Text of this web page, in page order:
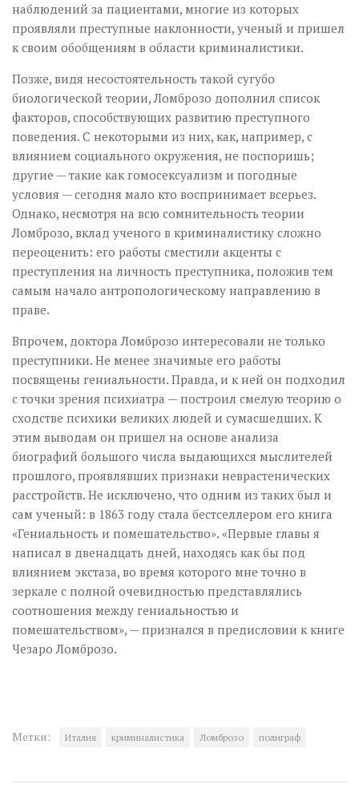
наблюдений за пациентами, многие из которых
проявляли преступные наклонности, ученый и пришел
к своим обобщениям в области криминалистики.
Позже, видя несостоятельность такой сугубо
биологической теории, Ломброзо дополнил список
факторов, способствующих развитию преступного
поведения. С некоторыми из них, как, например, с
влиянием социального окружения, не поспоришь;
другие — такие как гомосексуализм и погодные
условия — сегодня мало кто воспринимает всерьез.
Однако, несмотря на всю сомнительность теории
Ломброзо, вклад ученого в криминалистику сложно
переоценить: его работы сместили акценты с
преступления на личность преступника, положив тем
самым начало антропологическому направлению в
праве.
Впрочем, доктора Ломброзо интересовали не только
преступники. Не менее значимые его работы
посвящены гениальности. Правда, и к ней он подходил
с точки зрения психиатра — построил смелую теорию о
сходстве психики великих людей и сумасшедших. К
этим выводам он пришел на основе анализа
биографий большого числа выдающихся мыслителей
прошлого, проявлявших признаки неврастенических
расстройств. Не исключено, что одним из таких был и
сам ученый: в 1863 году стала бестселлером его книга
«Гениальность и помешательство». «Первые главы я
написал в двенадцать дней, находясь как бы под
влиянием экстаза, во время которого мне точно в
зеркале с полной очевидностью представлялись
соотношения между гениальностью и
помешательством», — признался в предисловии к книге
Чезаро Ломброзо.
Метки: Италия криминалистика Ломброзо полиграф